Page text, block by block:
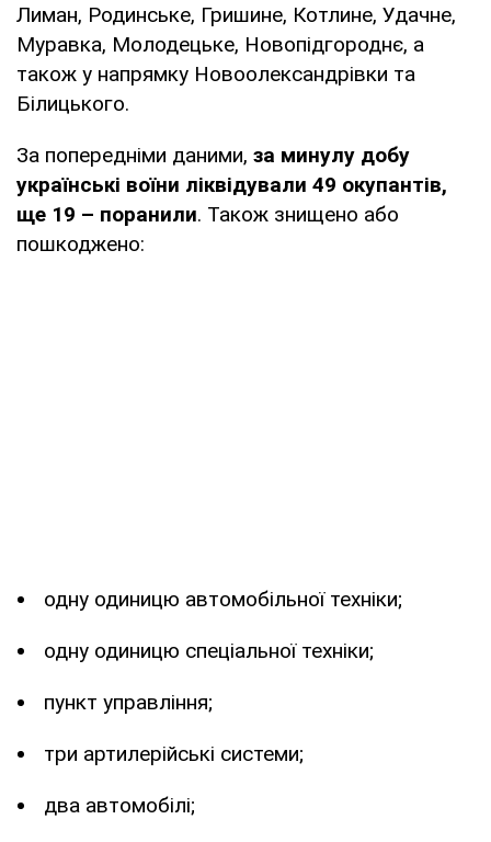
Лиман, Родинське, Гришине, Котлине, Удачне,
Муравка, Молодецьке, Новопідгороднє, а
також у напрямку Новоолександрівки та
Білицького.
За попередніми даними, за минулу добу
українські воїни ліквідували 49 окупантів,
ще 19 – поранили. Також знищено або
пошкоджено:
одну одиницю автомобільної техніки;
одну одиницю спеціальної техніки;
пункт управління;
три артилерійські системи;
два автомобілі;